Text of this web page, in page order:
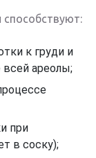
к груди и
всей ареолы;
при
в соску);